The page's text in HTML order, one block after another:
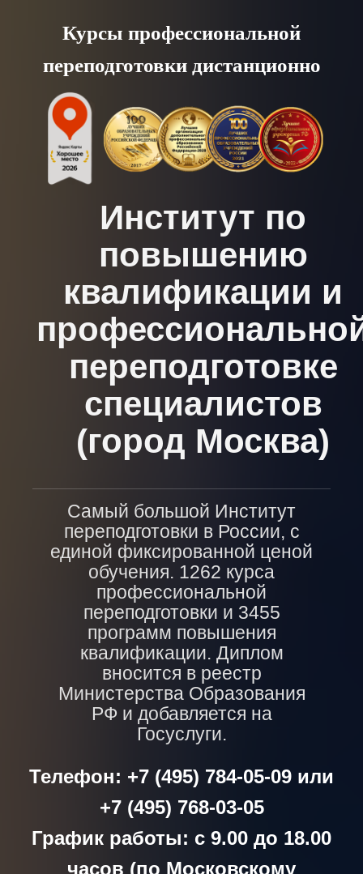
content
Курсы профессиональной
переподготовки дистанционно
Институт по
повышению
квалификации и
переподготовке
специалистов
(город Москва)
Самый большой Институт
переподготовки в России, с
единой фиксированной ценой
обучения. 1262 курса
профессиональной
переподготовки и 3455
программ повышения
квалификации. Диплом
вносится в реестр
Министерства Образования
РФ и добавляется на
Госуслуги.
Телефон: +7 (495) 784-05-09 или
+7 (495) 768-03-05
График работы: с 9.00 до 18.00
часов (по Московскому